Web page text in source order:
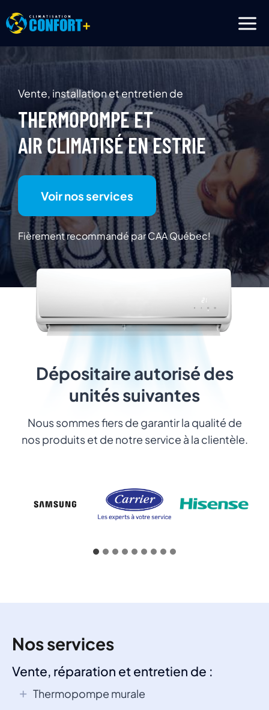
au
Vente, installation et entretien de
THERMOPOMPE ET
AIR CLIMATISÉ EN ESTRIE
Voir nos services
Fièrement recommandé par CAA Québec!
Dépositaire autorisé des
unités suivantes
Nous sommes fiers de garantir la qualité de
nos produits et de notre service à la clientèle.
Nos services
Vente, réparation et entretien de :
Thermopompe murale